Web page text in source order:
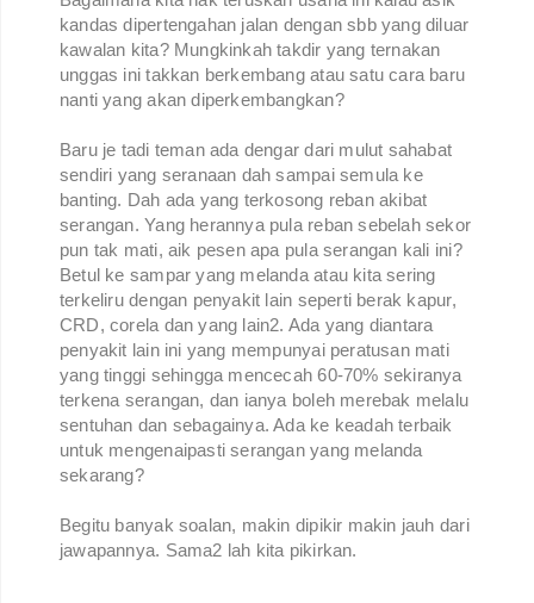
kandas dipertengahan jalan dengan sbb yang diluar
kawalan kita? Mungkinkah takdir yang ternakan
unggas ini takkan berkembang atau satu cara baru
nanti yang akan diperkembangkan?
Baru je tadi teman ada dengar dari mulut sahabat
sendiri yang seranaan dah sampai semula ke
banting. Dah ada yang terkosong reban akibat
serangan. Yang herannya pula reban sebelah sekor
pun tak mati, aik pesen apa pula serangan kali ini?
Betul ke sampar yang melanda atau kita sering
terkeliru dengan penyakit lain seperti berak kapur,
CRD, corela dan yang lain2. Ada yang diantara
penyakit lain ini yang mempunyai peratusan mati
yang tinggi sehingga mencecah 60-70% sekiranya
terkena serangan, dan ianya boleh merebak melalu
sentuhan dan sebagainya. Ada ke keadah terbaik
untuk mengenaipasti serangan yang melanda
sekarang?
Begitu banyak soalan, makin dipikir makin jauh dari
jawapannya. Sama2 lah kita pikirkan.